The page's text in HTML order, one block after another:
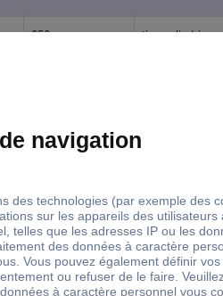
250 mm tige cylindrique